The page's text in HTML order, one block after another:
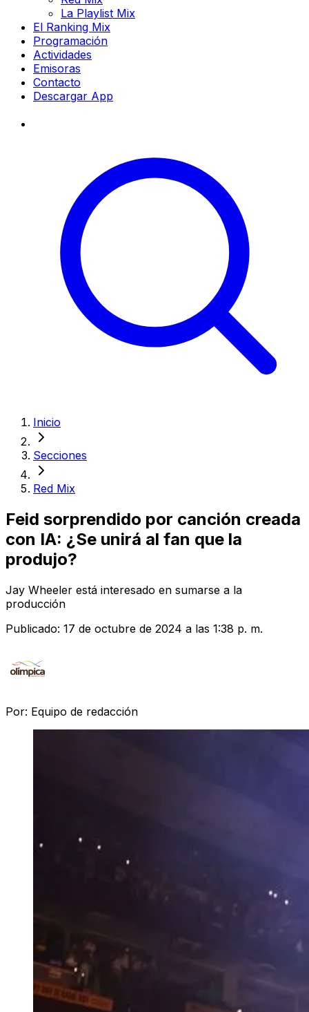
La Playlist Mix
El Ranking Mix
Programación
Actividades
Emisoras
Contacto
Descargar App
Inicio
Secciones
Red Mix
Feid sorprendido por canción creada
con IA: ¿Se unirá al fan que la
produjo?
Jay Wheeler está interesado en sumarse a la
producción
Publicado: 17 de octubre de 2024 a las 1:38 p. m.
Por: Equipo de redacción